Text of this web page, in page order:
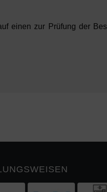
einen zur Prüfung der